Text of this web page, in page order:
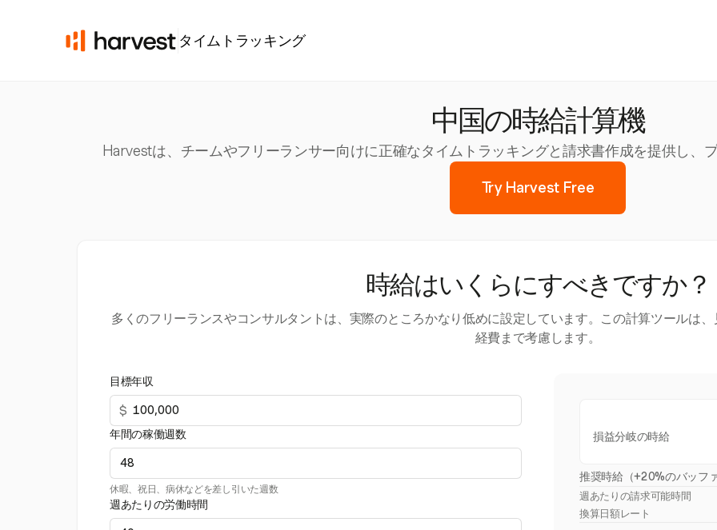
タイムトラッキング
中国の時給計算機
Harvestは、チームやフリーランサー向けに正確なタイムトラッキングと請求書作成を提供し、
Try Harvest Free
時給はいくらにすべきですか？
多くのフリーランスやコンサルタントは、実際のところかなり低めに設定しています。この計算ツールは、
経費まで考慮します。
目標年収
$
年間の稼働週数
休暇、祝日、病休などを差し引いた週数
週あたりの労働時間
損益分岐の時給
推奨時給（+20%のバッファ
週あたりの請求可能時間
換算日額レート